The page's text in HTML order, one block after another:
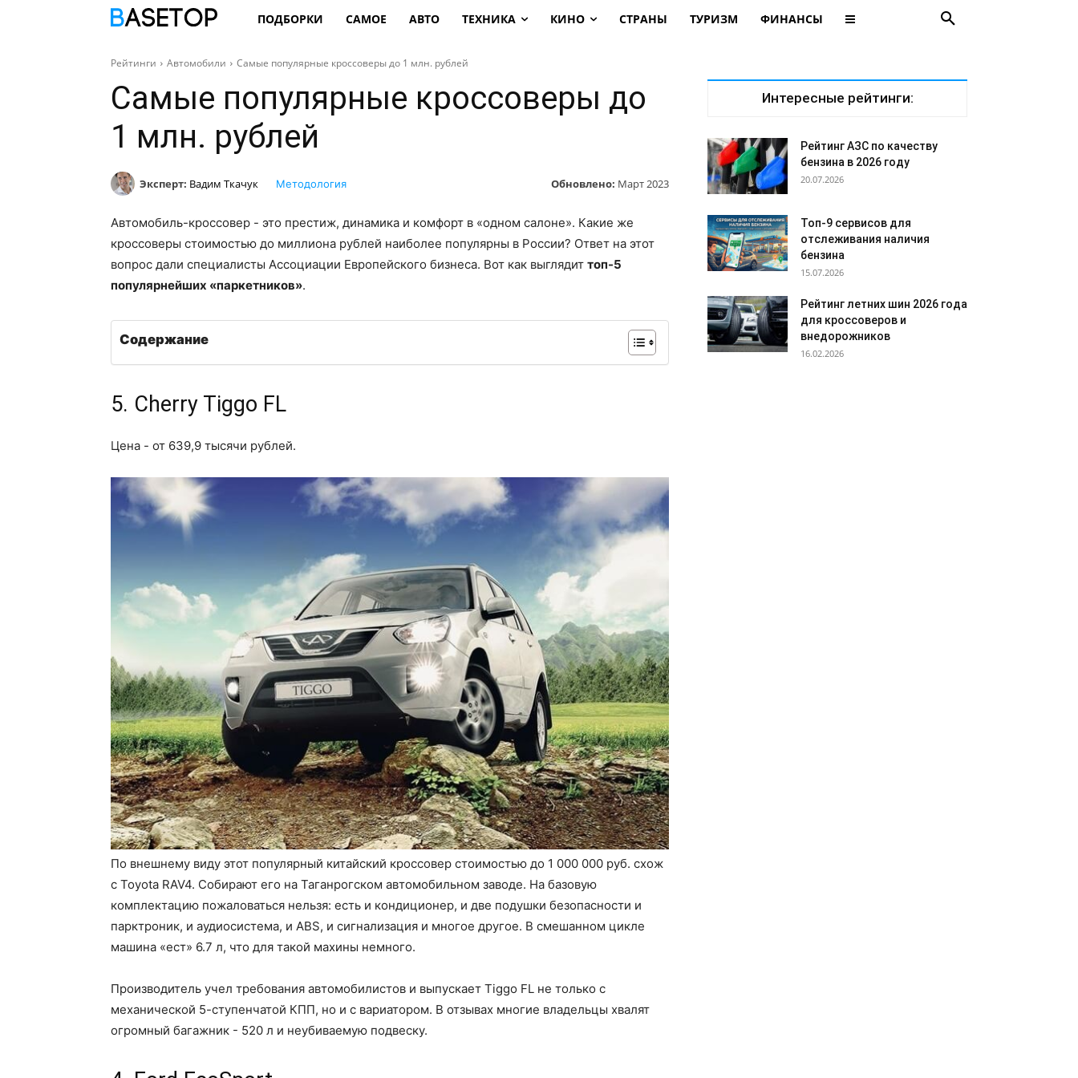
ПОДБОРКИ САМОЕ АВТО ТЕХНИКА КИНО СТРАНЫ ТУРИЗМ ФИНАНСЫ
Рейтинги Автомобили Самые популярные кроссоверы до 1 млн. рублей
Самые популярные кроссоверы до
1 млн. рублей
Эксперт: Вадим Ткачук Обновлено: Март 2023
Методология
Автомобиль-кроссовер - это престиж, динамика и комфорт в «одном салоне». Какие же
кроссоверы стоимостью до миллиона рублей наиболее популярны в России? Ответ на этот
вопрос дали специалисты Ассоциации Европейского бизнеса. Вот как выглядит топ-5
популярнейших «паркетников».
Содержание
5. Cherry Tiggo FL
Цена - от 639,9 тысячи рублей.
По внешнему виду этот популярный китайский кроссовер стоимостью до 1 000 000 руб. схож
с Toyota RAV4. Собирают его на Таганрогском автомобильном заводе. На базовую
комплектацию пожаловаться нельзя: есть и кондиционер, и две подушки безопасности и
парктроник, и аудиосистема, и ABS, и сигнализация и многое другое. В смешанном цикле
машина «ест» 6.7 л, что для такой махины немного.
Производитель учел требования автомобилистов и выпускает Tiggo FL не только с
механической 5-ступенчатой КПП, но и с вариатором. В отзывах многие владельцы хвалят
огромный багажник - 520 л и неубиваемую подвеску.
Интересные рейтинги:
Рейтинг АЗС по качеству
бензина в 2026 году
20.07.2026
Топ-9 сервисов для
отслеживания наличия
бензина
15.07.2026
Рейтинг летних шин 2026 года
для кроссоверов и
внедорожников
16.02.2026